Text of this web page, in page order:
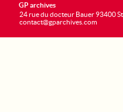
GP archives
24 rue du docteur Bauer 93400
contact@gparchives.com